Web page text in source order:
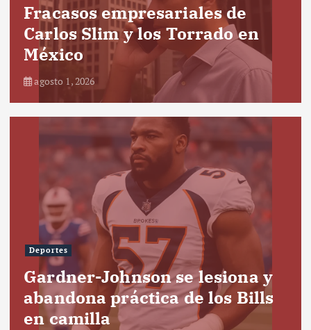
Fracasos empresariales de
Carlos Slim y los Torrado en
México
agosto 1, 2026
Deportes
Gardner-Johnson se lesiona y
abandona práctica de los Bills
en camilla